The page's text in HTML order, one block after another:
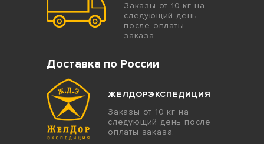
Заказы от 10 кг на
следующий день
после оплаты
заказа.
Доставка по России
ЖЕЛДОРЭКСПЕДИЦИЯ
Заказы от 10 кг на
следующий день после
оплаты заказа.